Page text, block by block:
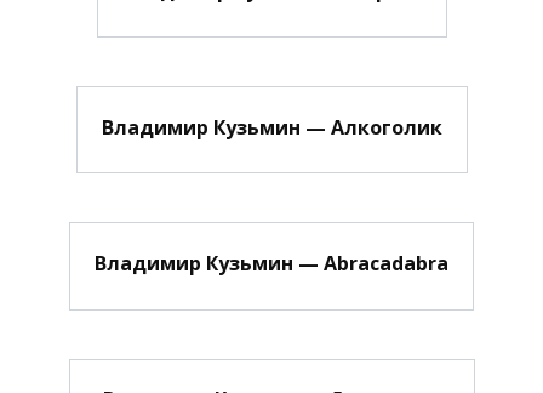
Владимир Кузьмин — Алкоголик
Владимир Кузьмин — Abracadabra